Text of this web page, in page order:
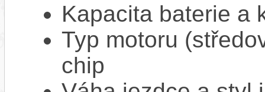
Kapacita baterie a
Typ motoru
chip